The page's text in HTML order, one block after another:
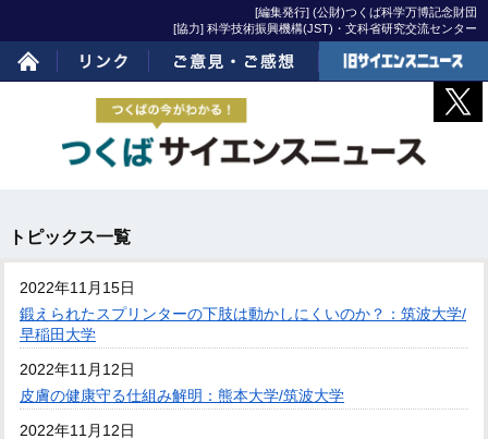
[編集発行] (公財)つくば科学万博記念財団
[協力] 科学技術振興機構(JST)・文科省研究交流センター
ホーム リンク ご意見・ご感想
旧サイエンスニュー
トピックス一覧
2022年11月15日
鍛えられたスプリンターの下肢は動かしにくいのか？：筑波大学/
早稲田大学
2022年11月12日
皮膚の健康守る仕組み解明：熊本大学/筑波大学
2022年11月12日